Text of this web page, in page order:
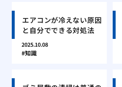
エアコンが冷えない原因
と自分でできる対処法
2025.10.08
知識